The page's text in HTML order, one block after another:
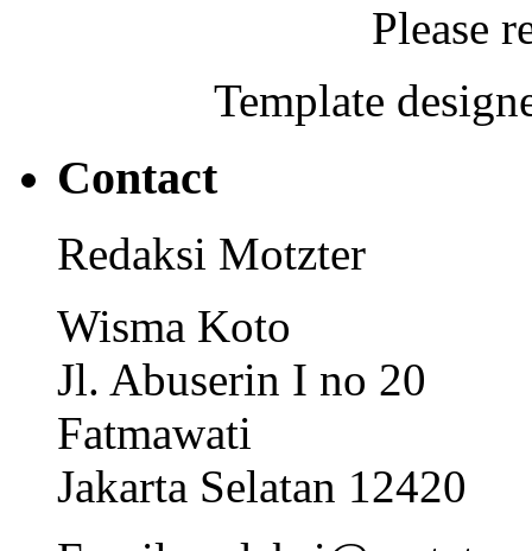
Please
Template
Contact
Redaksi Motzter
Wisma Koto
Jl. Abuserin I no 20
Fatmawati
Jakarta Selatan 12420